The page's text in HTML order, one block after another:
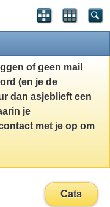
of geen mail
(en je de
dan asjeblieft een
je
met je op om
Cats